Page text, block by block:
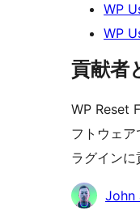
WP
WP
貢献者
WP Reset
フトウェ
ラグインに
貢
John